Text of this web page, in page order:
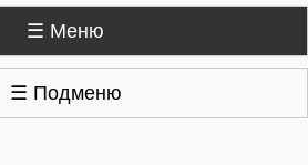
☰ Меню
☰ Подменю